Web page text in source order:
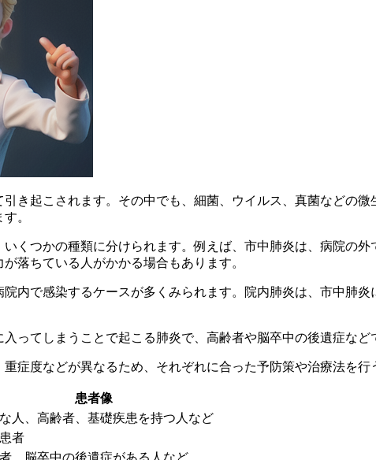
き起こされます。その中でも、 細菌、ウイルス、真菌などの微
。
くつかの種類に分けられます。例えば、 市中肺炎は、病院の外
落ちている人がかかる場合もあります。
院内で感染するケースが多くみられます。院内肺炎は、市中肺
ってしまうことで起こる肺炎で、高齢者や脳卒中の後遺症など
症度などが異なるため、それぞれに合った予防策や治療法を行
患者像
人、高齢者、基礎疾患を持つ人など
者
、脳卒中の後遺症がある人など